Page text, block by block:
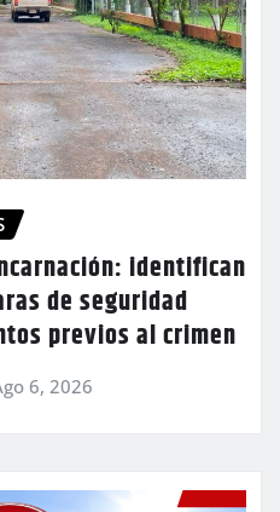
identifican
de seguridad
previos al crimen
6, 2026